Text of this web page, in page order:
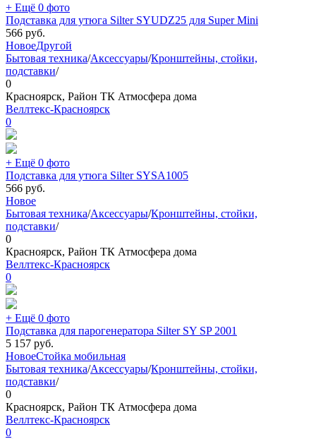
+ Ещё 0 фото
Подставка для утюга Silter SYUDZ25 для Super Mini
566 руб.
НовоеДругой
Бытовая техника/Аксессуары/Кронштейны, стойки,
подставки/
0
Красноярск, Район ТК Атмосфера дома
Веллтекс-Красноярск
0
+ Ещё 0 фото
Подставка для утюга Silter SYSA1005
566 руб.
Новое
Бытовая техника/Аксессуары/Кронштейны, стойки,
подставки/
0
Красноярск, Район ТК Атмосфера дома
Веллтекс-Красноярск
0
+ Ещё 0 фото
Подставка для парогенератора Silter SY SP 2001
5 157 руб.
НовоеСтойка мобильная
Бытовая техника/Аксессуары/Кронштейны, стойки,
подставки/
0
Красноярск, Район ТК Атмосфера дома
Веллтекс-Красноярск
0